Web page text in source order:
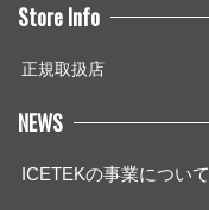
Store Info
正規取扱店
NEWS
ICETEKの事業について